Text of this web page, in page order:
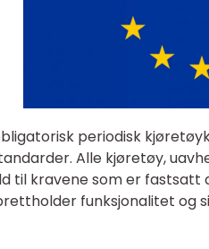
periodisk
Alle kjøretøy,
til kravene som er fastsatt
funksjonalitet og